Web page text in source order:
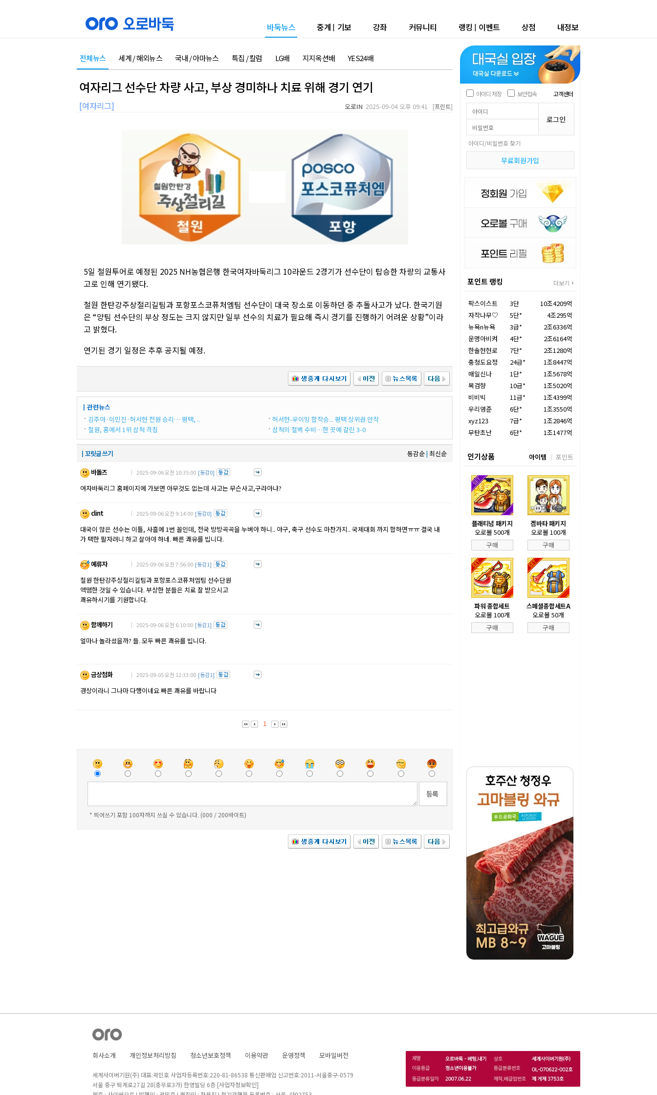
바둑뉴스 중계 | 기보 강좌 커뮤니티 랭킹 | 이벤트 상점 내정보
전체뉴스 세계 / 해외뉴스 국내 / 아마뉴스 특집 / 칼럼 LG배 지지옥션배 YES24배
여자리그 선수단 차량 사고, 부상 경미하나 치료 위해 경기 연기
[여자리그] 오로IN 2025-09-04 오후 09:41 [프린트]
5일 철원투어로 예정된 2025 NH농협은행 한국여자바둑리그 10라운드 2경기가 선수단이 탑승한 차량의 교통사
고로 인해 연기됐다.
철원 한탄강주상절리길팀과 포항포스코퓨처엠팀 선수단이 대국 장소로 이동하던 중 추돌사고가 났다. 한국기원
은 “양팀 선수단의 부상 정도는 크지 않지만 일부 선수의 치료가 필요해 즉시 경기를 진행하기 어려운 상황”이라
고 밝혔다.
연기된 경기 일정은 추후 공지될 예정.
┃관련뉴스
김주아·이민진·허서현 전원 승리… 평택, ..
철원, 홈에서 1위 삼척 격침
허서현-우이밍 합작승... 평택 상위권 안착
삼척의 철벽 수비…한 끗에 갈린 3-0
┃꼬릿글 쓰기 동감순| 최신순
바돌즈
｜ 2025-09-06 오전 10:35:00 [동감0]
여자바둑리그 홈페이지에 가보면 아무것도 없는데 사고는 무슨사고,구라아냐?
clint ｜ 2025-09-06 오전 9:14:00 [동감0]
대국이 많은 선수는 이틀, 사흘에 1번 꼴인데, 전국 방방곡곡을 누벼야 하니.. 야구, 축구 선수도 마찬가지.. 국제대회 까지 합하면ㅠㅠ 결국 내
가 택한 팔자려니 하고 살아야 하네. 빠른 쾌유를 빕니다.
예류자 ｜ 2025-09-06 오전 7:56:00 [동감1]
철원 한탄강주상절리길팀과 포항포스코퓨처엠팀 선수단원
액땜한 것일 수 있습니다. 부상한 분들은 치료 잘 받으시고
쾌유하시기를 기원합니다.
함께하기 ｜ 2025-09-06 오전 6:10:00 [동감1]
얼마나 놀라셨을까? 들. 모두 빠른 쾌유를 빕니다.
금상첨화 ｜ 2025-09-05 오전 12:33:00 [동감1]
경상이라니 그나마 다행이네요 빠른 쾌유를 바랍니다
1
* 띄어쓰기 포함 100자까지 쓰실 수 있습니다. (000 / 200바이트)
아이디 저장 보안접속 고객센터
아이디/비밀번호 찾기
무료회원가입
포인트 랭킹 더보기
팍스이스트 3단
10조4209억
자작나무♡
5단*
4조295억
뉴욕n뉴욕
3급*
2조6336억
운명아비켜
4단*
2조6164억
한솔현현로
7단*
2조1280억
충청도요정
24급*
1조8447억
매일신나
1단*
1조5678억
목검향
10급*
1조5020억
비비빅
11급*
1조4399억
우리영준
6단*
1조3550억
xyz123
7급*
1조2846억
무탄초난
6단* 1조1477억
인기상품 아이템 포인트
플래티넘 패키지
오로볼 500개
구매
겜바타 패키지
오로볼 100개
구매
파워 종합세트
오로볼 100개
구매
스페셜종합세트A
오로볼 50개
구매
회사소개 개인정보처리방침 청소년보호정책 이용약관 운영정책 모바일버전
세계사이버기원(주) 대표:곽민호 사업자등록번호:220-81-86538 통신판매업 신고번호:2011-서울중구-0579
서울 중구 퇴계로27길 28(충무로3가) 한영빌딩 6층 [사업자정보확인]